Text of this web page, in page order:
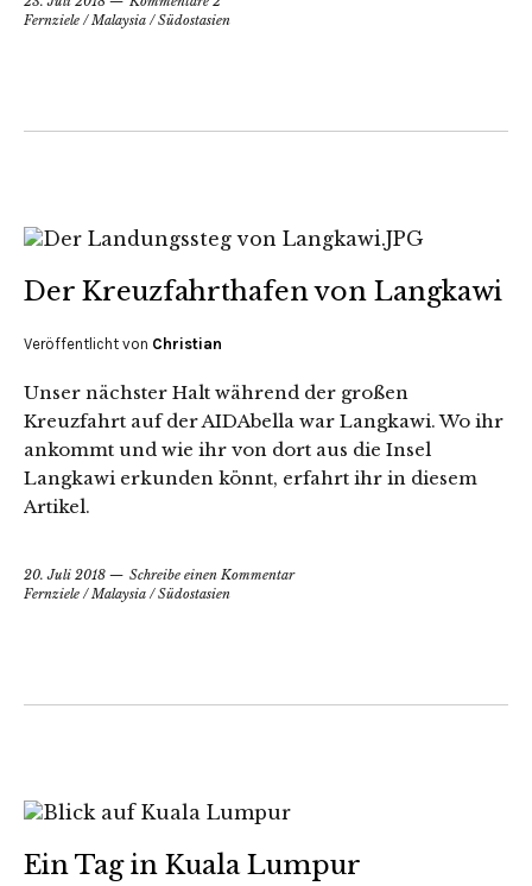
Fernziele /Malaysia /Südostasien
Der Kreuzfahrthafen von Langkawi
Veröffentlicht von Christian
Unser nächster Halt während der großen
Kreuzfahrt auf der AIDAbella war Langkawi. Wo ihr
ankommt und wie ihr von dort aus die Insel
Langkawi erkunden könnt, erfahrt ihr in diesem
Artikel.
20. Juli 2018
Schreibe einen Kommentar
Fernziele /Malaysia /Südostasien
Ein Tag in Kuala Lumpur